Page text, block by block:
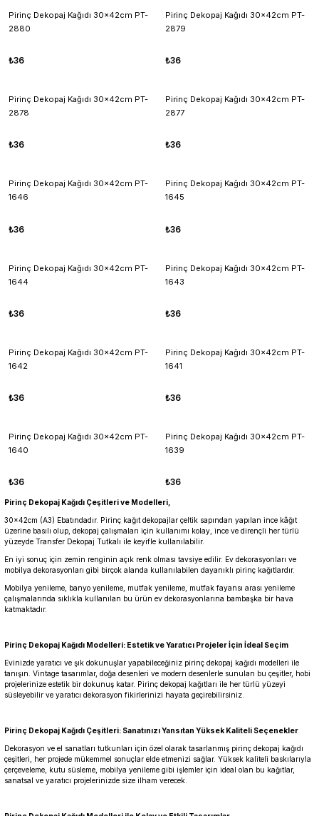
Pirinç Dekopaj Kağıdı 30x42cm PT-
2880
₺36
Pirinç Dekopaj Kağıdı 30x42cm PT-
2879
₺36
Pirinç Dekopaj Kağıdı 30x42cm PT-
2878
₺36
Pirinç Dekopaj Kağıdı 30x42cm PT-
2877
₺36
Pirinç Dekopaj Kağıdı 30x42cm PT-
1646
₺36
Pirinç Dekopaj Kağıdı 30x42cm PT-
1645
₺36
Pirinç Dekopaj Kağıdı 30x42cm PT-
1644
₺36
Pirinç Dekopaj Kağıdı 30x42cm PT-
1643
₺36
Pirinç Dekopaj Kağıdı 30x42cm PT-
1642
₺36
Pirinç Dekopaj Kağıdı 30x42cm PT-
1641
₺36
Pirinç Dekopaj Kağıdı 30x42cm PT-
1640
₺36
Pirinç Dekopaj Kağıdı 30x42cm PT-
1639
₺36
Pirinç Dekopaj Kağıdı Çeşitleri ve Modelleri,
30x42cm (A3) Ebatındadır. Pirinç kağıt dekopajlar çeltik sapından yapılan ince kâğıt
üzerine basılı olup, dekopaj çalışmaları için kullanımı kolay, ince ve dirençli her türlü
yüzeyde Transfer Dekopaj Tutkalı ile keyifle kullanılabilir.
En iyi sonuç için zemin renginin açık renk olması tavsiye edilir. Ev dekorasyonları ve
mobilya dekorasyonları gibi birçok alanda kullanılabilen dayanıklı pirinç kağıtlardır.
Mobilya yenileme, banyo yenileme, mutfak yenileme, mutfak fayansı arası yenileme
çalışmalarında sıklıkla kullanılan bu ürün ev dekorasyonlarına bambaşka bir hava
katmaktadır.
Pirinç Dekopaj Kağıdı Modelleri: Estetik ve Yaratıcı Projeler İçin İdeal Seçim
Evinizde yaratıcı ve şık dokunuşlar yapabileceğiniz pirinç dekopaj kağıdı modelleri ile
tanışın. Vintage tasarımlar, doğa desenleri ve modern desenlerle sunulan bu çeşitler, hobi
projelerinize estetik bir dokunuş katar. Pirinç dekopaj kağıtları ile her türlü yüzeyi
süsleyebilir ve yaratıcı dekorasyon fikirlerinizi hayata geçirebilirsiniz.
Pirinç Dekopaj Kağıdı Çeşitleri: Sanatınızı Yansıtan Yüksek Kaliteli Seçenekler
Dekorasyon ve el sanatları tutkunları için özel olarak tasarlanmış pirinç dekopaj kağıdı
çeşitleri, her projede mükemmel sonuçlar elde etmenizi sağlar. Yüksek kaliteli baskılarıyla
çerçeveleme, kutu süsleme, mobilya yenileme gibi işlemler için ideal olan bu kağıtlar,
sanatsal ve yaratıcı projelerinizde size ilham verecek.